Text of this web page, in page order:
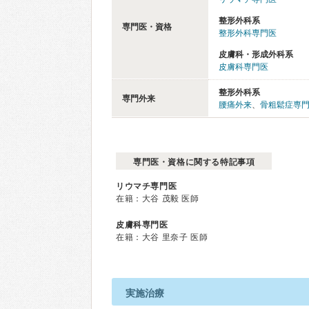
専門医・資格
整形外科系
整形外科専門医
皮膚科・形成外科系
皮膚科専門医
専門外来
整形外科系
腰痛外来、 骨粗鬆症専
専門医・資格に関する特記事項
リウマチ専門医
在籍：大谷 茂毅 医師
皮膚科専門医
在籍：大谷 里奈子 医師
実施治療